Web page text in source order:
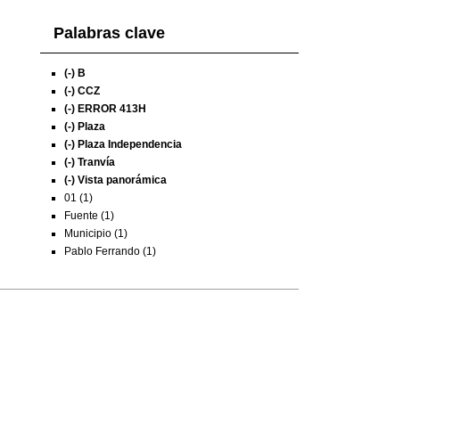
Palabras clave
(-) B
(-) CCZ
(-) ERROR 413H
(-) Plaza
(-) Plaza Independencia
(-) Tranvía
(-) Vista panorámica
01 (1)
Fuente (1)
Municipio (1)
Pablo Ferrando (1)